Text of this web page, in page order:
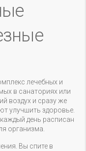
лечебных и
в санаториях или
воздух и сразу же
улучшить здоровье.
день расписан
организма.
Вы спите в